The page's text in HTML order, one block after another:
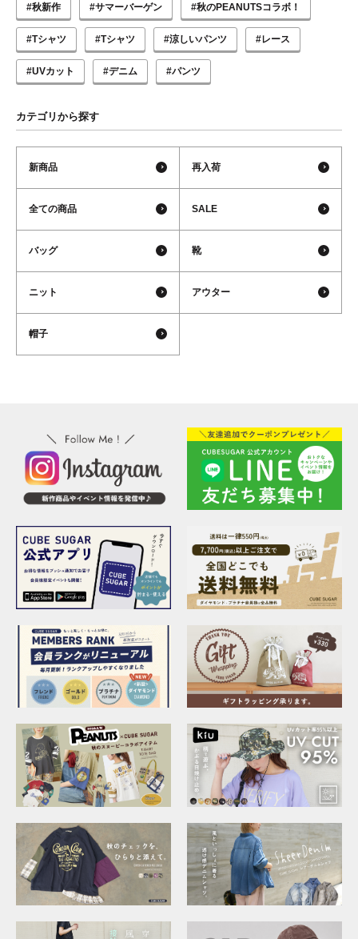
#秋新作 #サマーバーゲン #秋のPEANUTSコラボ！
#Tシャツ #Tシャツ #涼しいパンツ #レース
#UVカット #デニム #パンツ
カテゴリから探す
新商品 再入荷
全ての商品 SALE
バッグ 靴
ニット アウター
帽子